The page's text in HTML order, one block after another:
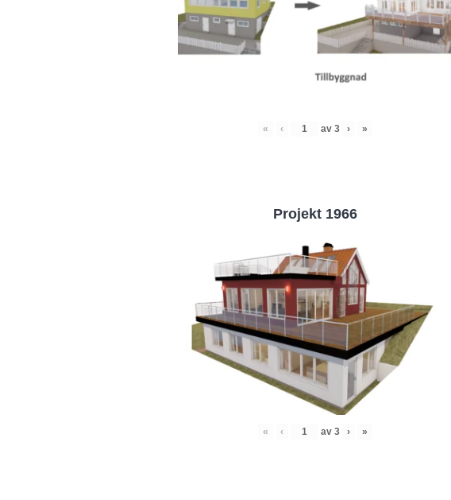
« ‹ av 3 › »
Projekt 1966
« ‹ av 3 › »